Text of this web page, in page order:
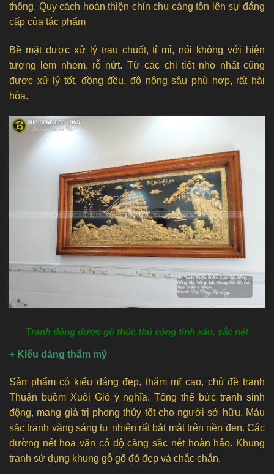
thống. Quy cách hoàn thiện chỉn chu càng tôn lên sự đẳng
cấp của tác phẩm
Bề mặt được xử lý trau chuốt, tỉ mỉ, nói không với hiện
tượng lem nhem, rỗ nứt. Từ các chi tiết nhỏ nhất cũng
được xử lý tốt, đồng đều, độ nông sâu phù hợp, rất hài
hòa.
Tranh đồng được gò thúc thủ công tinh xảo, sắc nét
+ Kiểu dáng thẩm mỹ
Sản phẩm có kiểu dáng đẹp, thẩm mĩ cao, chủ đề tranh
Thuận buồm Xuôi Gió ý nghĩa. Tổng thể bức tranh sinh
động, mang giá trị phong thủy tốt cho người sở hữu. Màu
sắc tranh vàng sáng tự nhiên rất bắt mắt trên nền đen. Các
đường nét hoa văn có độ căng sắc nét hoàn hảo. Khung
tranh sử dụng khung gỗ gõ đỏ đẹp và chắc chắn.